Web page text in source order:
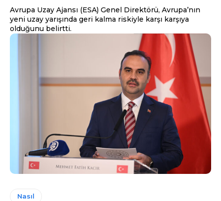
Avrupa Uzay Ajansı (ESA) Genel Direktörü, Avrupa’nın
yeni uzay yarışında geri kalma riskiyle karşı karşıya
olduğunu belirtti.
Nasıl